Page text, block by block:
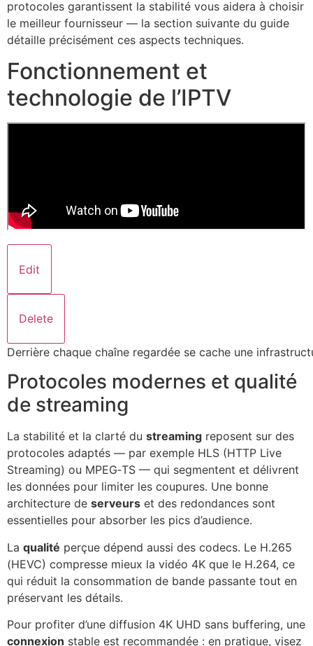
protocoles garantissent la stabilité vous aidera à choisir
le meilleur fournisseur — la section suivante du guide
détaille précisément ces aspects techniques.
Fonctionnement et
technologie de l’IPTV
Edit
Delete
Derrière chaque chaîne regardée se cache une
Protocoles modernes et qualité
de streaming
La stabilité et la clarté du streaming reposent sur des
protocoles adaptés — par exemple HLS (HTTP Live
Streaming) ou MPEG‑TS — qui segmentent et délivrent
les données pour limiter les coupures. Une bonne
architecture de serveurs et des redondances sont
essentielles pour absorber les pics d’audience.
La qualité perçue dépend aussi des codecs. Le H.265
(HEVC) compresse mieux la vidéo 4K que le H.264, ce
qui réduit la consommation de bande passante tout en
préservant les détails.
Pour profiter d’une diffusion 4K UHD sans buffering, une
connexion stable est recommandée : en pratique, visez